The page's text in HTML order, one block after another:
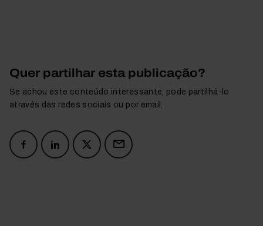
Quer partilhar esta publicação?
Se achou este conteúdo interessante, pode partilhá-lo
através das redes sociais ou por email.